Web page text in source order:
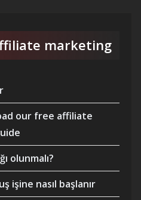
marketing
our free affiliate
olunmalı?
işine nasıl başlanır